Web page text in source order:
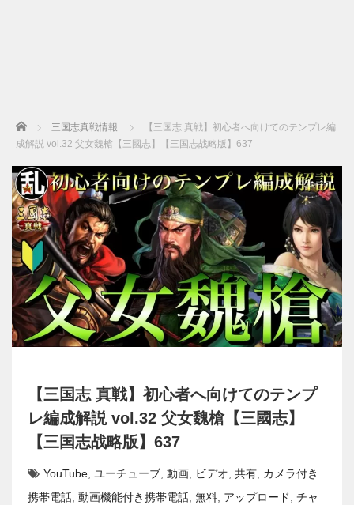
Home 三国志真戦情報
【三国志 真戦】初心者へ向けてのテンプレ編
成解説 vol.32 父女魏槍【三國志】【三国志战略版】637
【三国志 真戦】初心者へ向けてのテンプ
レ編成解説 vol.32 父女魏槍【三國志】
【三国志战略版】637
YouTube ユーチューブ 動画 ビデオ 共有 カメラ付き
携帯電話 動画機能付き携帯電話 無料 アップロード
チャ